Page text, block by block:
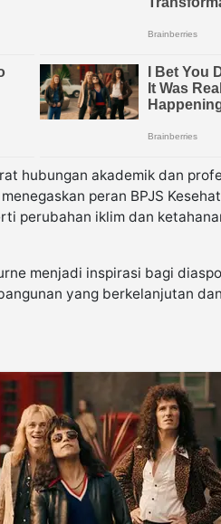
hubungan akademik dan
peran BPJS
perubahan iklim dan
menjadi inspirasi bagi
yang berkelanjutan